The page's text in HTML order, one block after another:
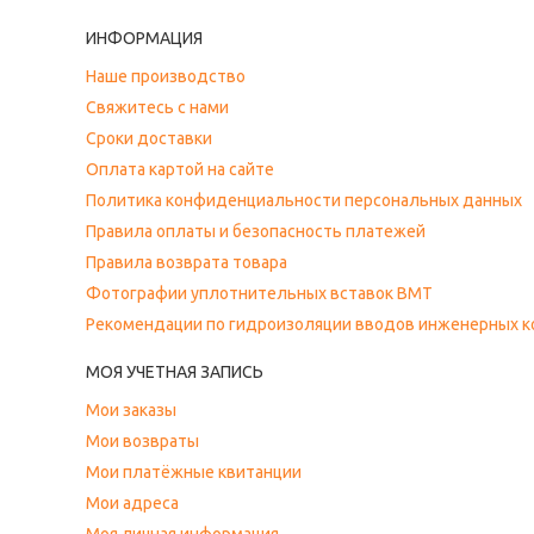
ИНФОРМАЦИЯ
Наше производство
Свяжитесь с нами
Сроки доставки
Оплата картой на сайте
Политика конфиденциальности персональных данных
Правила оплаты и безопасность платежей
Правила возврата товара
Фотографии уплотнительных вставок ВМТ
Рекомендации по гидроизоляции вводов инженерных
МОЯ УЧЕТНАЯ ЗАПИСЬ
Мои заказы
Мои возвраты
Мои платёжные квитанции
Мои адреса